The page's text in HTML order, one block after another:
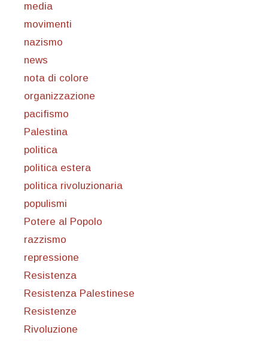
media
movimenti
nazismo
news
nota di colore
organizzazione
pacifismo
Palestina
politica
politica estera
politica rivoluzionaria
populismi
Potere al Popolo
razzismo
repressione
Resistenza
Resistenza Palestinese
Resistenze
Rivoluzione